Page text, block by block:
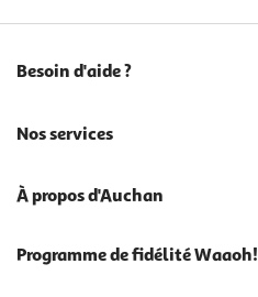
Besoin d'aide ?
Nos services
À propos d'Auchan
Programme de fidélité Waaoh!